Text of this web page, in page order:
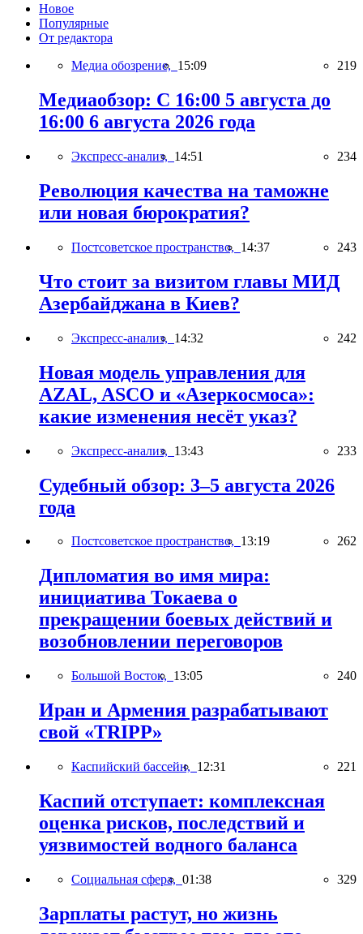
Новое
Популярные
От редактора
Медиа обозрение, 15:09 219
Медиаобзор: С 16:00 5 августа до
16:00 6 августа 2026 года
Экспресс-анализ, 14:51 234
Революция качества на таможне
или новая бюрократия?
Постсоветское пространство, 14:37 243
Что стоит за визитом главы МИД
Азербайджана в Киев?
Экспресс-анализ, 14:32 242
Новая модель управления для
AZAL, ASCO и «Азеркосмоса»:
какие изменения несёт указ?
Экспресс-анализ, 13:43 233
Судебный обзор: 3–5 августа 2026
года
Постсоветское пространство, 13:19 262
Дипломатия во имя мира:
инициатива Токаева о
прекращении боевых действий и
возобновлении переговоров
Большой Восток, 13:05 240
Иран и Армения разрабатывают
свой «TRIPP»
Каспийский бассейн, 12:31 221
Каспий отступает: комплексная
оценка рисков, последствий и
уязвимостей водного баланса
Социальная сфера, 01:38 329
Зарплаты растут, но жизнь